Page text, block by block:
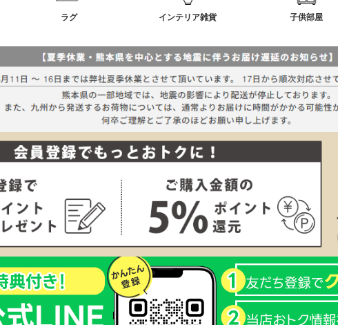
ラグ インテリア雑貨 子供部屋